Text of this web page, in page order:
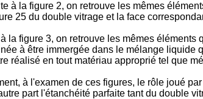
à la figure 2, on retrouve les mêmes
25 du double vitrage et la face
la figure 3, on retrouve les mêmes
à être immergée dans le mélange
réalisé en tout matériau approprié tel que
à l'examen de ces figures, le rôle joué
part l'étanchéité parfaite tant du double